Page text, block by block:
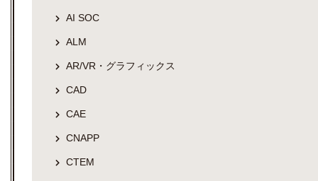
AI SOC
ALM
AR/VR・グラフィックス
CAD
CAE
CNAPP
CTEM